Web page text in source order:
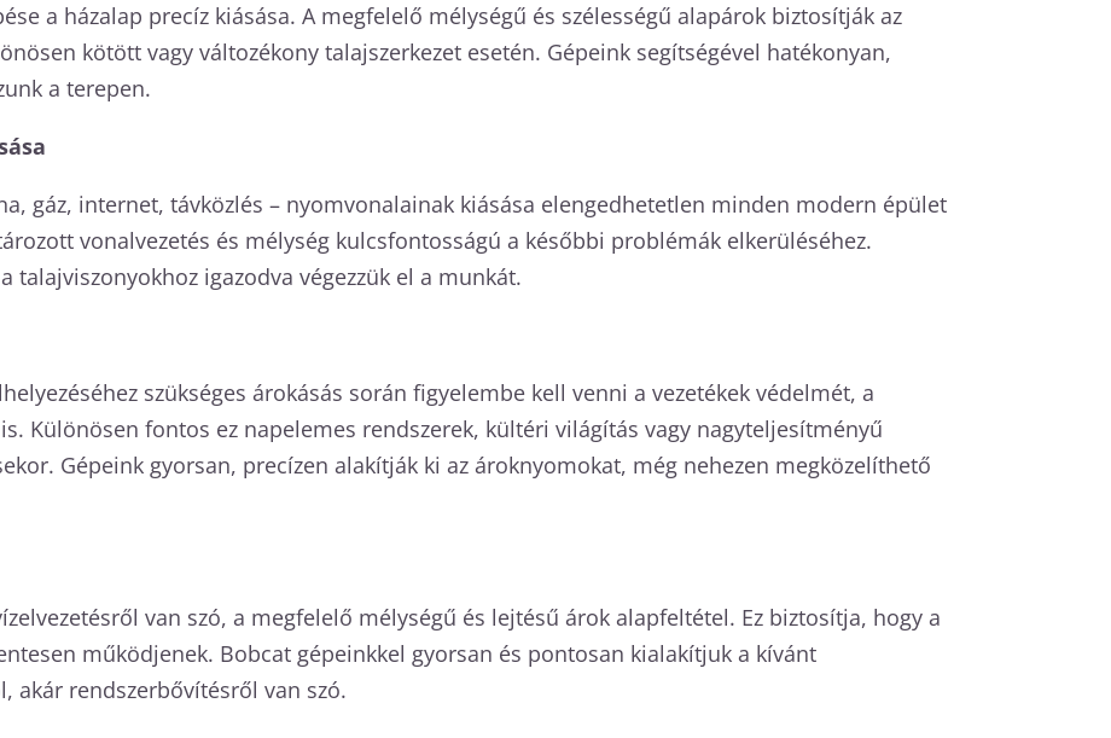
a házalap precíz kiásása. A megfelelő mélységű és szélességű alapárok biztosítják az
kötött vagy változékony talajszerkezet esetén. Gépeink segítségével hatékonyan,
a terepen.
gáz, internet, távközlés – nyomvonalainak kiásása elengedhetetlen minden modern épület
vonalvezetés és mélység kulcsfontosságú a későbbi problémák elkerüléséhez.
talajviszonyokhoz igazodva végezzük el a munkát.
szükséges árokásás során figyelembe kell venni a vezetékek védelmét, a
Különösen fontos ez napelemes rendszerek, kültéri világítás vagy nagyteljesítményű
Gépeink gyorsan, precízen alakítják ki az ároknyomokat, még nehezen megközelíthető
van szó, a megfelelő mélységű és lejtésű árok alapfeltétel. Ez biztosítja, hogy a
működjenek. Bobcat gépeinkkel gyorsan és pontosan kialakítjuk a kívánt
akár rendszerbővítésről van szó.